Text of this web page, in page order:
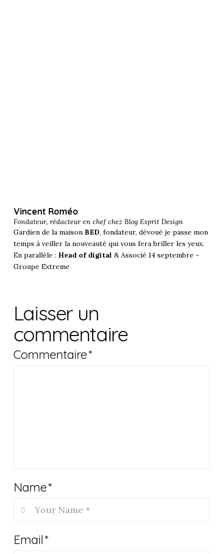
Vincent Roméo
Fondateur, rédacteur en chef chez Blog Esprit Design
Gardien de la maison BED, fondateur, dévoué je passe mon
temps à veiller la nouveauté qui vous fera briller les yeux.
En parallèle : Head of digital & Associé 14 septembre -
Groupe Extreme
Laisser un
commentaire
Commentaire*
Name*
Email*